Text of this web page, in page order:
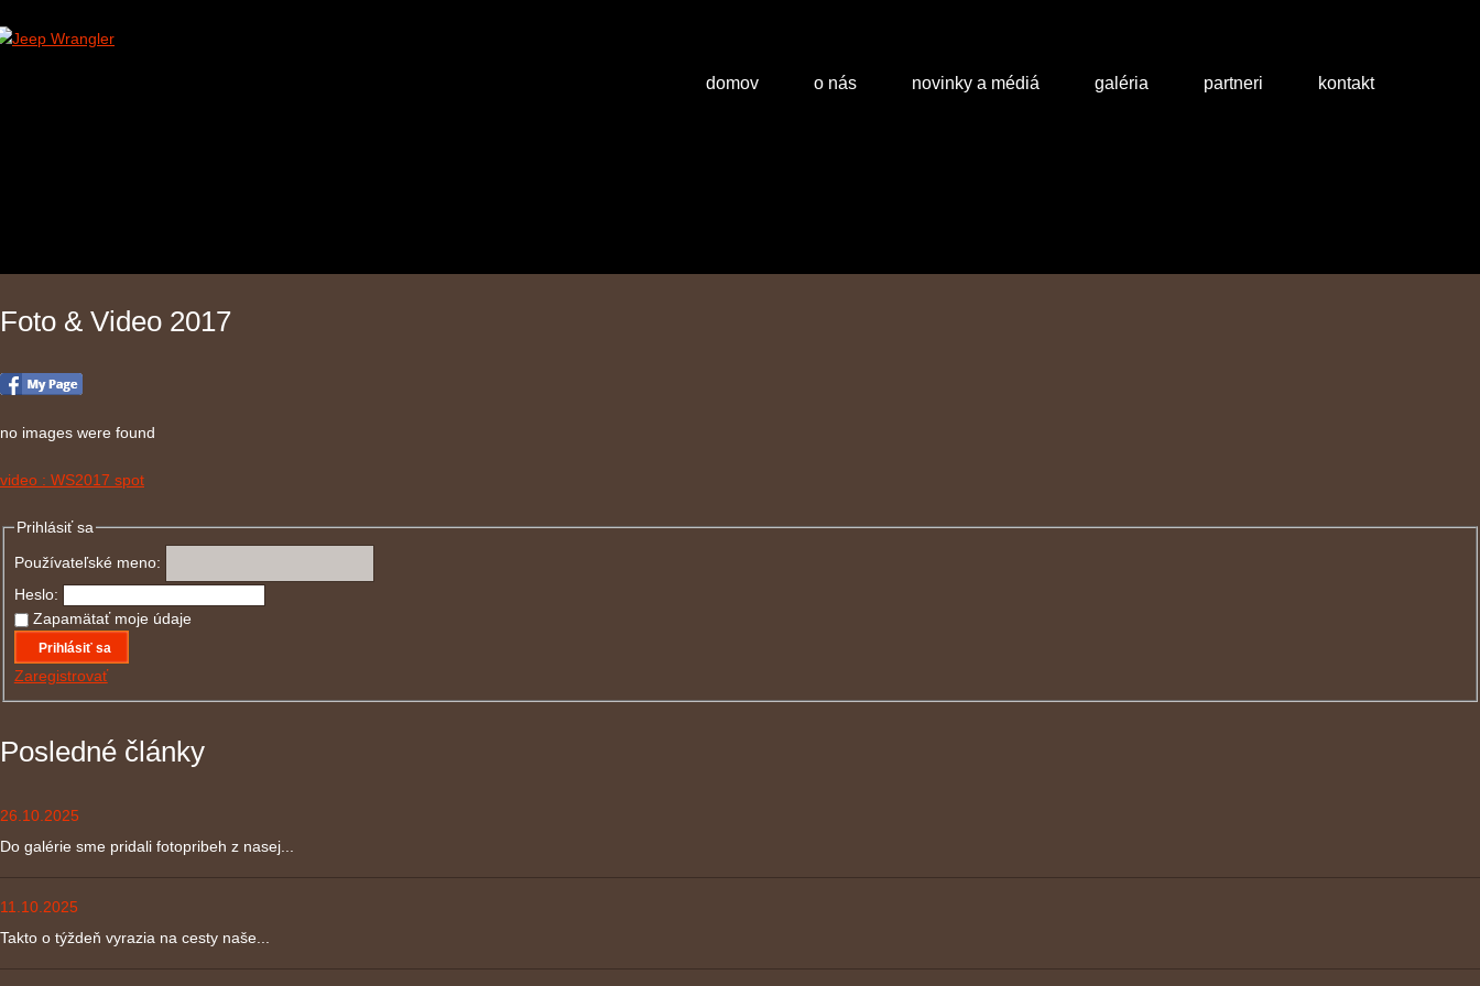
domov o nás novinky a médiá galéria partneri kontakt
Foto & Video 2017
no images were found
video : WS2017 spot
Prihlásiť sa
Používateľské meno:
Heslo:
Zapamätať moje údaje
Prihlásiť sa
Zaregistrovať
Posledné články
26.10.2025
Do galérie sme pridali fotopribeh z nasej...
11.10.2025
Takto o týždeň vyrazia na cesty naše...